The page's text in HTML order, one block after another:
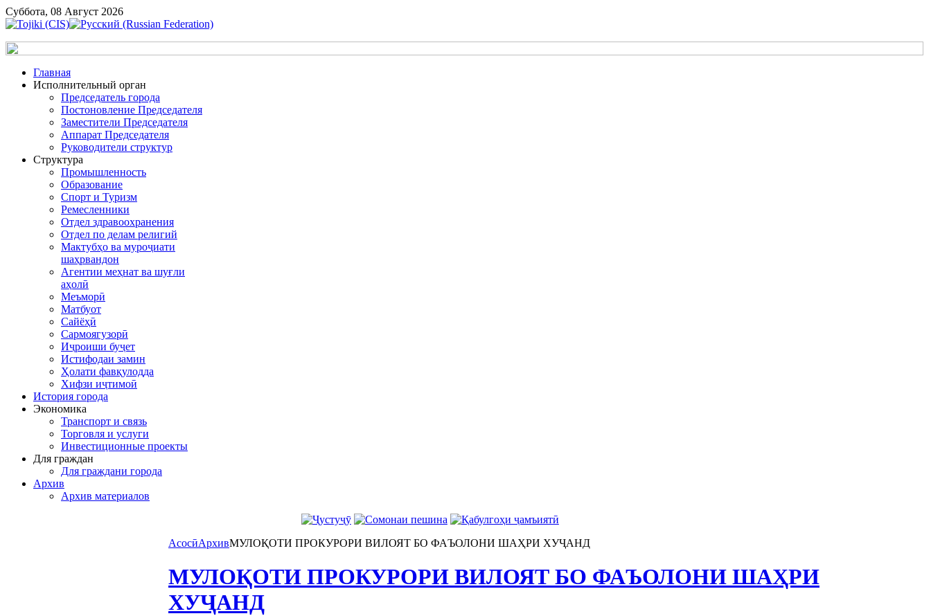
Суббота, 08 Август 2026
Главная
Исполнительный орган
Председатель города
Постоновление Председателя
Заместители Председателя
Аппарат Председателя
Руководители структур
Структура
Промышленность
Образование
Спорт и Туризм
Ремесленники
Отдел здравоохранения
Отдел по делам религий
Мактубҳо ва муроҷиати
шаҳрвандон
Агентии меҳнат ва шуғли
аҳолӣ
Меъморӣ
Матбуот
Сайёҳӣ
Сармоягузорӣ
Иҷроиши буҷет
Истифодаи замин
Ҳолати фавқулодда
Хифзи иҷтимоӣ
История города
Экономика
Транспорт и связь
Торговля и услуги
Инвестиционные проекты
Для граждан
Для граждани города
Архив
Архив материалов
АсосӣАрхивМУЛОҚОТИ ПРОКУРОРИ ВИЛОЯТ БО ФАЪОЛОНИ ШАҲРИ ХУҶАНД
МУЛОҚОТИ ПРОКУРОРИ ВИЛОЯТ БО ФАЪОЛОНИ ШАҲРИ
ХУҶАНД